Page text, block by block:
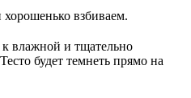
взбиваем.
влажной и тщательно
будет темнеть прямо на